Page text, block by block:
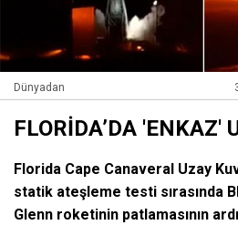
Dünyadan
FLORİDA’DA 'ENKAZ'
Florida Cape Canaveral Uzay
statik ateşleme testi sırasında
Glenn roketinin patlamasının